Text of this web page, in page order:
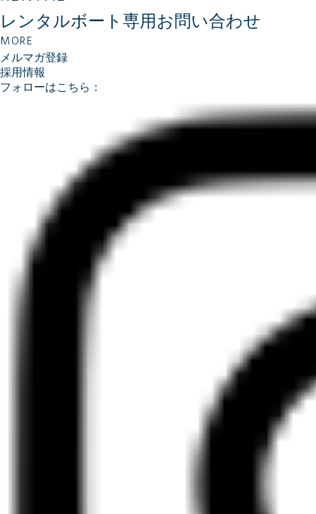
レンタルボート専用 お問い合わせ
MORE
メルマガ登録
採用情報
フォローはこちら：